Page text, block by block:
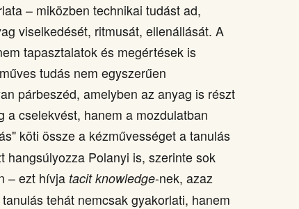
– miközben technikai tudást ad,
viselkedését, ritmusát, ellenállását. A
tapasztalatok és megértések is
tudás nem egyszerűen
párbeszéd, amelyben az anyag is részt
a cselekvést, hanem a mozdulatban
köti össze a kézművességet a tanulás
hangsúlyozza Polanyi is, szerinte sok
– ezt hívja tacit knowledge-nek, azaz
tehát nemcsak gyakorlati, hanem